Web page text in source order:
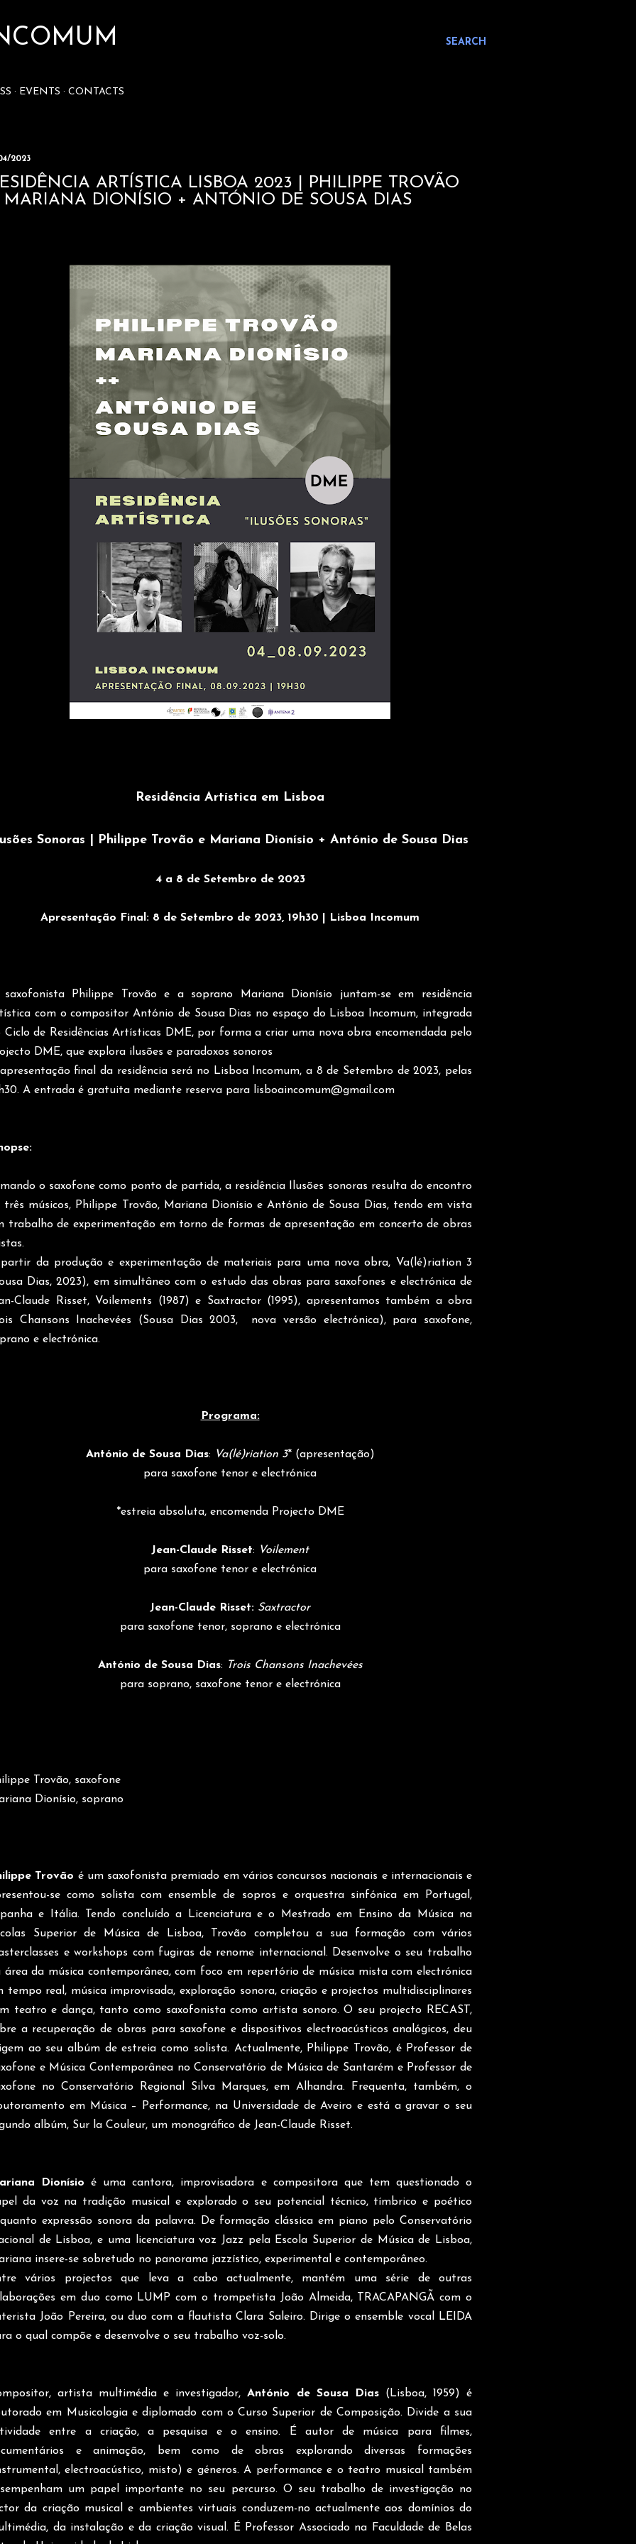
SEARCH
EVENTS CONTACTS
2023
ARTÍSTICA LISBOA 2023 | PHILIPPE TROVÃO
MARIANA DIONÍSIO + ANTÓNIO DE SOUSA DIAS
Residência Artística em Lisboa
Sonoras | Philippe Trovão e Mariana Dionísio + António de Sousa Dias
4 a 8 de Setembro de 2023
Apresentação Final: 8 de Setembro de 2023, 19h30 | Lisboa Incomum
Philippe Trovão e a soprano Mariana Dionísio juntam-se em residência
com o compositor António de Sousa Dias no espaço do Lisboa Incomum, integrada
Ciclo de Residências Artísticas DME, por forma a criar uma nova obra encomendada pelo
DME, que explora ilusões e paradoxos sonoros
final da residência será no Lisboa Incomum, a 8 de Setembro de 2023, pelas
A entrada é gratuita mediante reserva para
lisboaincomum@gmail.com
o saxofone como ponto de partida, a residência Ilusões sonoras resulta do encontro
três músicos, Philippe Trovão, Mariana Dionísio e António de Sousa Dias, tendo em vista
trabalho de experimentação em torno de formas de apresentação em concerto de obras
da produção e experimentação de materiais para uma nova obra, Va(lé)riation 3
Dias, 2023), em simultâneo com o estudo das obras para saxofones e electrónica de
Claude Risset, Voilements (1987) e Saxtractor (1995), apresentamos também a obra
Chansons Inachevées (Sousa Dias 2003, nova versão electrónica), para saxofone,
e electrónica.
Programa:
António de Sousa Dias: Va(lé)riation 3* (apresentação)
para saxofone tenor e electrónica
*estreia absoluta, encomenda Projecto DME
Jean-Claude Risset: Voilement
para saxofone tenor e electrónica
Jean-Claude Risset: Saxtractor
para saxofone tenor, soprano e electrónica
António de Sousa Dias:
Trois Chansons Inachevées
para soprano, saxofone tenor e electrónica
Trovão, saxofone
Dionísio, soprano
Trovão é um saxofonista premiado em vários concursos nacionais e internacionais e
se como solista com ensemble de sopros e orquestra sinfónica em Portugal,
e Itália. Tendo concluído a Licenciatura e o Mestrado em Ensino da Música na
Superior de Música de Lisboa, Trovão completou a sua formação com vários
e workshops com fugiras de renome internacional. Desenvolve o seu trabalho
área da música contemporânea, com foco em repertório de música mista com electrónica
tempo real, música improvisada, exploração sonora, criação e projectos multidisciplinares
teatro e dança, tanto como saxofonista como artista sonoro. O seu projecto RECAST,
a recuperação de obras para saxofone e dispositivos electroacústicos analógicos, deu
ao seu albúm de estreia como solista. Actualmente, Philippe Trovão, é Professor de
e Música Contemporânea no Conservatório de Música de Santarém e Professor de
no Conservatório Regional Silva Marques, em Alhandra. Frequenta, também, o
em Música – Performance, na Universidade de Aveiro e está a gravar o seu
albúm, Sur la Couleur, um monográfico de Jean-Claude Risset.
Dionísio é uma cantora, improvisadora e compositora que tem questionado o
da voz na tradição musical e explorado o seu potencial técnico, tímbrico e poético
expressão sonora da palavra. De formação clássica em piano pelo Conservatório
de Lisboa, e uma licenciatura voz Jazz pela Escola Superior de Música de Lisboa,
insere-se sobretudo no panorama jazzístico, experimental e contemporâneo.
vários projectos que leva a cabo actualmente, mantém uma série de outras
em duo como LUMP com o trompetista João Almeida, TRACAPANGÃ com o
João Pereira, ou duo com a flautista Clara Saleiro. Dirige o ensemble vocal LEIDA
o qual compõe e desenvolve o seu trabalho voz-solo.
artista multimédia e investigador,António de Sousa Dias(Lisboa, 1959) é
em Musicologia e diplomado com o Curso Superior de Composição. Divide a sua
entre a criação, a pesquisa e o ensino. É autor de música para filmes,
e animação, bem como de obras explorando diversas formações
electroacústico, misto) e géneros. A performance e o teatro musical também
um papel importante no seu percurso. O seu trabalho de investigação no
da criação musical e ambientes virtuais conduzem-no actualmente aos domínios do
da instalação e da criação visual. É Professor Associado na Faculdade de Belas